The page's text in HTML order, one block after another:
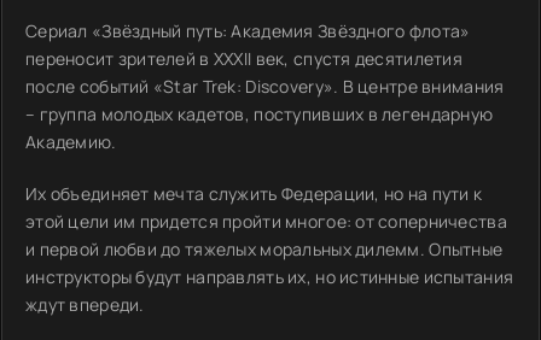
Сериал «Звёздный путь: Академия Звёздного флота»
переносит зрителей в XXXII век, спустя десятилетия
после событий «Star Trek: Discovery». В центре внимания
– группа молодых кадетов, поступивших в легендарную
Академию.
Их объединяет мечта служить Федерации, но на пути к
этой цели им придется пройти многое: от соперничества
и первой любви до тяжелых моральных дилемм. Опытные
инструкторы будут направлять их, но истинные испытания
ждут впереди.